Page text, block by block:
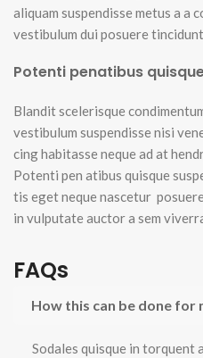
aliquam suspendisse metus a a
vestibulum dui posuere
Potenti penatibus
Blandit scelerisque
vestibulum suspendisse nisi
cing habitasse neque ad at
Potenti pen atibus quisque
tis eget neque nascetur
in vulputate auctor a sem
FAQs
How this can be done for
Sodales quisque in torquent